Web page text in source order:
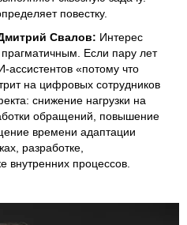
повестку.
Свалов: Интерес
Если пару лет
ассистентов «потому что
на цифровых сотрудников
снижение нагрузки на
обращений, повышение
времени адаптации
разработке,
внутренних процессов.